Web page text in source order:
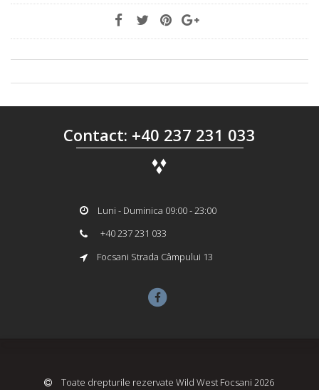
Contact: +40 237 231 033
Luni - Duminica 09:00 - 23:00
+40 237 231 033
Focsani Strada Câmpului 13
Toate drepturile rezervate Wild West Focsani 2026